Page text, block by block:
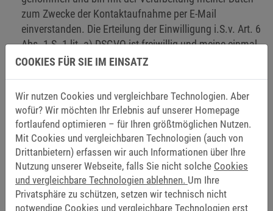
zum Zwecke der Kontaktaufnahme per E-Mail
einverstanden. Die Erteilung der Einwilligung i.S.v. Art. 6
Abs. 1 S. 1 lit. a) DSGVO ist freiwillig und meine einmal
erteilte Einwilligung kann jederzeit mit Wirkung für die
Abschicken
Friendly Captcha
Die mit * markierten Felder sind Pflichtfelder.
COOKIES FÜR SIE IM EINSATZ
Wir nutzen Cookies und vergleichbare Technologien. Aber
wofür? Wir möchten Ihr Erlebnis auf unserer Homepage
fortlaufend optimieren – für Ihren größtmöglichen Nutzen.
Mit Cookies und vergleichbaren Technologien (auch von
Drittanbietern) erfassen wir auch Informationen über Ihre
Nutzung unserer Webseite, falls Sie nicht solche Cookies
und vergleichbare Technologien ablehnen. Um Ihre
Privatsphäre zu schützen, setzen wir technisch nicht
notwendige Cookies und vergleichbare Technologien erst